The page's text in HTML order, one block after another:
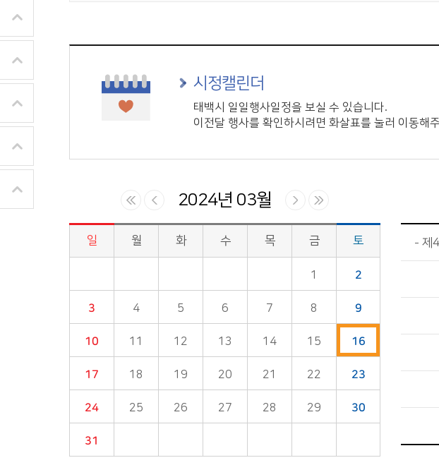
시정캘린더
태백시 일일행사일정을 보실 수 있습니다.
이전달 행사를 확인하시려면 화살표를 눌러 이동해
2024년 03월
시정소식>시정 캘린더 게시판의 (2024년 03월) 달력형태로 일정명, 일정내용을 제공합니다.
일 월 화 수 목 금 토
1 2
3 4 5 6 7 8 9
10 11 12 13 14 15 16
17 18 19 20 21 22 23
24 25 26 27 28 29 30
31
제